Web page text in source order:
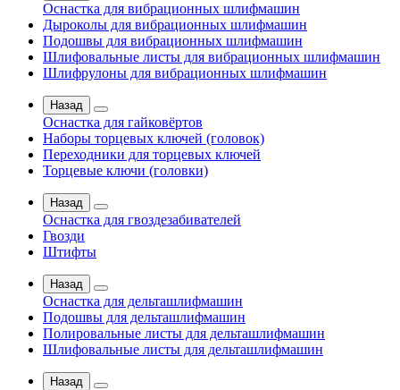
Оснастка для вибрационных шлифмашин
Дыроколы для вибрационных шлифмашин
Подошвы для вибрационных шлифмашин
Шлифовальные листы для вибрационных шлифмашин
Шлифрулоны для вибрационных шлифмашин
Назад
Оснастка для гайковёртов
Наборы торцевых ключей (головок)
Переходники для торцевых ключей
Торцевые ключи (головки)
Назад
Оснастка для гвоздезабивателей
Гвозди
Штифты
Назад
Оснастка для дельташлифмашин
Подошвы для дельташлифмашин
Полировальные листы для дельташлифмашин
Шлифовальные листы для дельташлифмашин
Назад